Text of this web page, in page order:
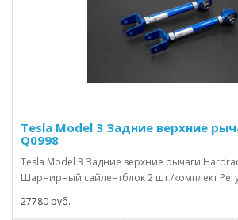
Tesla Model 3 Задние верхние
Q0998
Tesla Model 3 Задние верхние рычаги
Шарнирный сайлентблок 2 шт./комплект
27780 руб.